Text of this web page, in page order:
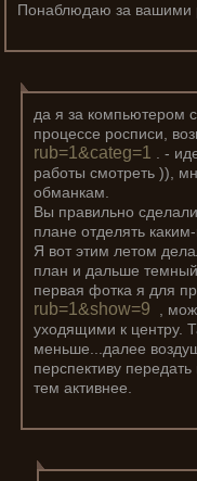
Понаблюдаю за вашими
да я за компьютером
процессе росписи,
rub=1&categ=1
. -
работы смотреть )),
обманкам.
Вы правильно
плане отделять
Я вот этим летом
план и дальше темный
первая фотка я для
rub=1&show=9 ,
уходящими к центру.
меньше...далее
перспективу
тем активнее.